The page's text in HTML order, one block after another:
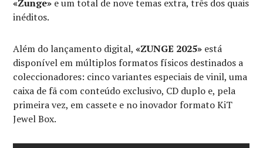
«Zunge» e um total de nove temas extra, três dos quais
inéditos.
Além do lançamento digital,«ZUNGE 2025» está
disponível em múltiplos formatos físicos destinados a
coleccionadores: cinco variantes especiais de vinil, uma
caixa de fã com conteúdo exclusivo, CD duplo e, pela
primeira vez, em cassete e no inovador formato KiT
Jewel Box.